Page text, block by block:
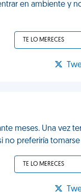
en ambiente y
TE LO MERECES
meses. Una vez
no preferiría tomarse
TE LO MERECES